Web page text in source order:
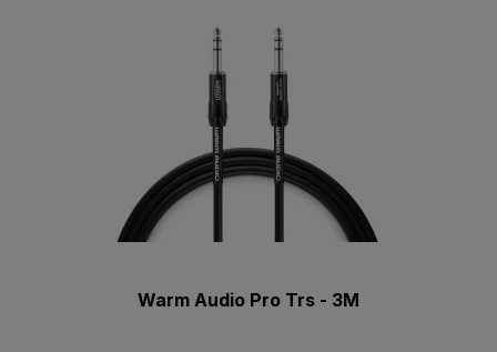
Warm Audio Pro Trs - 3M